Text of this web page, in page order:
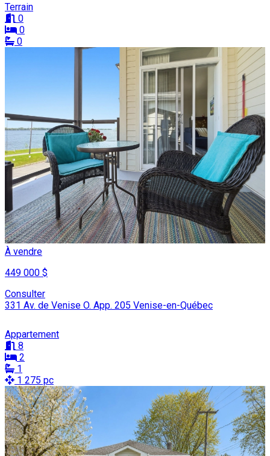
Terrain
0
0
0
À vendre
449 000 $
Consulter
331 Av. de Venise O. App. 205 Venise-en-Québec
Appartement
8
2
1
1 275 pc